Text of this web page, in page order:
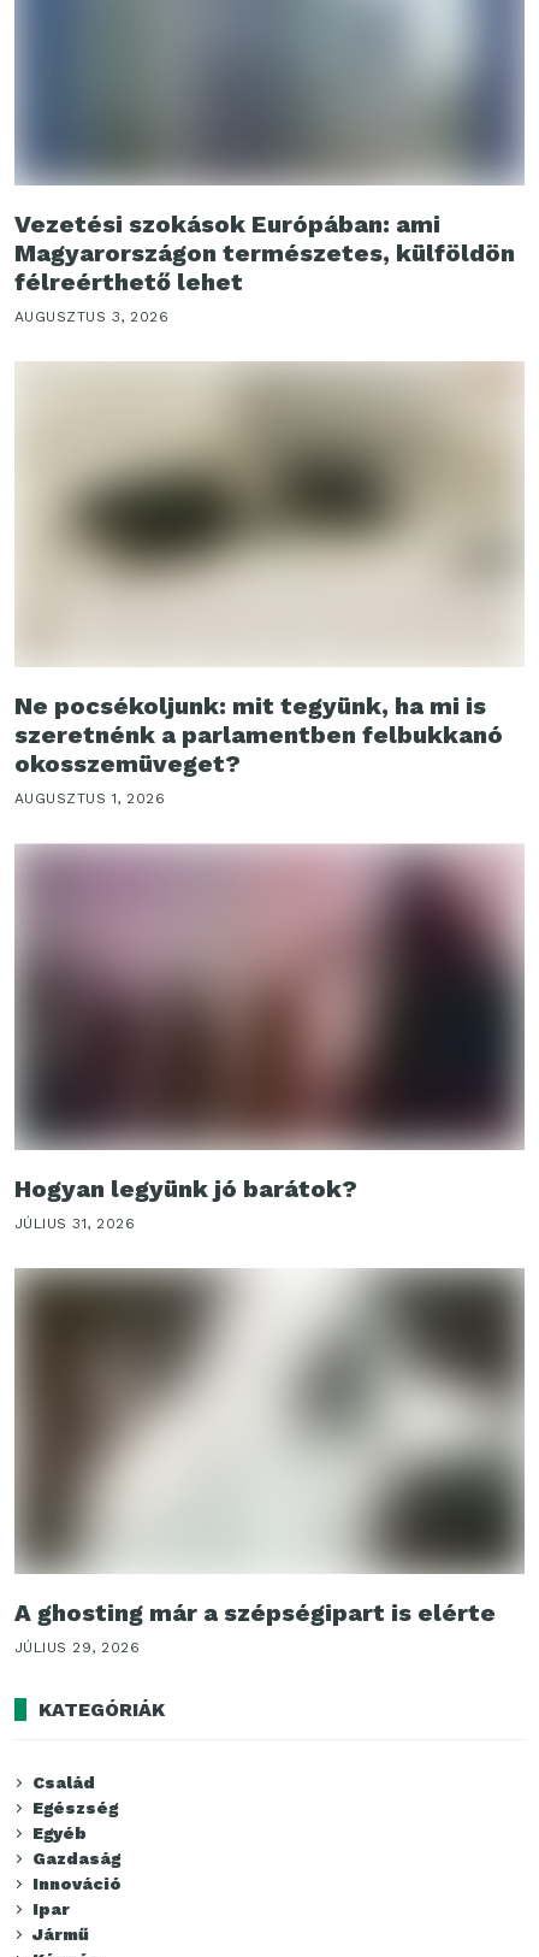
Vezetési szokások Európában: ami
Magyarországon természetes, külföldön
félreérthető lehet
AUGUSZTUS 3, 2026
Ne pocsékoljunk: mit tegyünk, ha mi is
szeretnénk a parlamentben felbukkanó
okosszemüveget?
AUGUSZTUS 1, 2026
Hogyan legyünk jó barátok?
JÚLIUS 31, 2026
A ghosting már a szépségipart is elérte
JÚLIUS 29, 2026
KATEGÓRIÁK
Család
Egészség
Egyéb
Gazdaság
Innováció
Ipar
Jármű